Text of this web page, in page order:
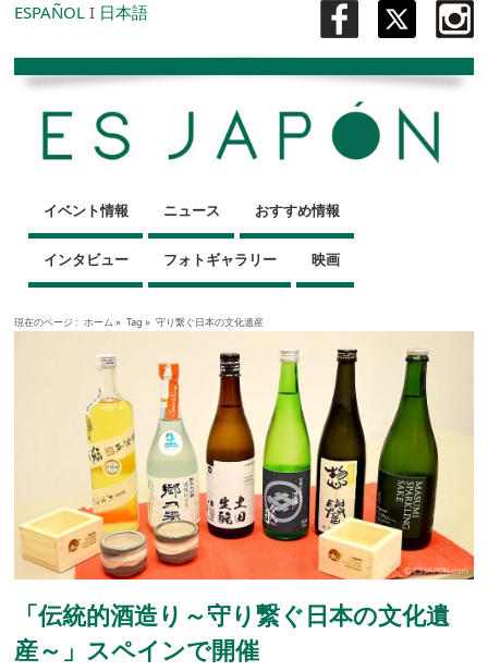
ESPAÑOL I 日本語
イベント情報 ニュース おすすめ情報
インタビュー フォトギャラリー 映画
現在のページ : ホーム » Tag » 守り繋ぐ日本の文化遺産
「伝統的酒造り～守り繋ぐ日本の文化遺
産～」スペインで開催